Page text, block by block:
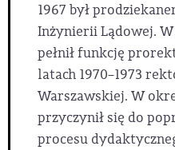
1967 był
Inżynierii Lądowej. W
pełnił funkcję
latach 1970–1973
Warszawskiej. W
przyczynił się do
procesu